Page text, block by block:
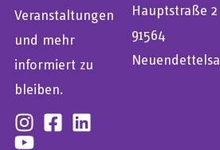
Veranstaltungen
und mehr
informiert zu
bleiben.
Hauptstraße 2
91564